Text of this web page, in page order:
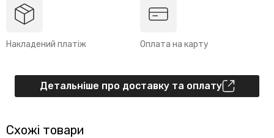
Накладений платіж Оплата на карту
Детальніше про доставку та оплату
Схожі товари